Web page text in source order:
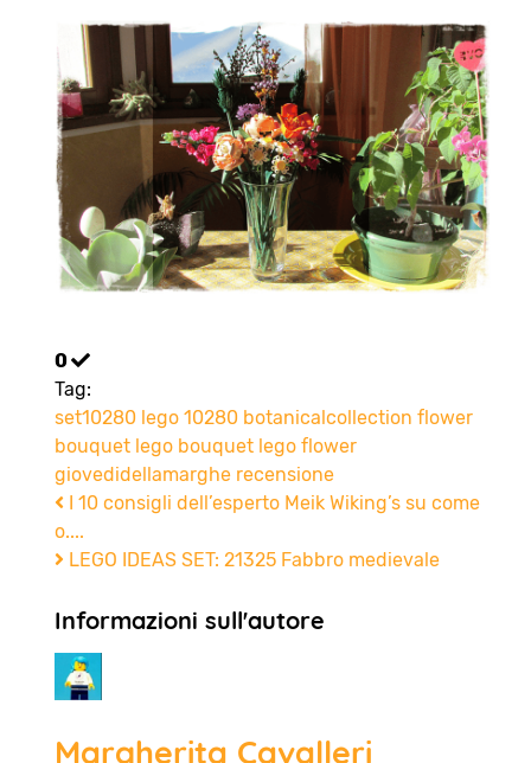
0
Tag:
set10280 lego 10280 botanicalcollection flower
bouquet lego bouquet lego flower
giovedidellamarghe recensione
I 10 consigli dell’esperto Meik Wiking’s su come
o....
LEGO IDEAS SET: 21325 Fabbro medievale
Informazioni sull'autore
Margherita Cavalleri